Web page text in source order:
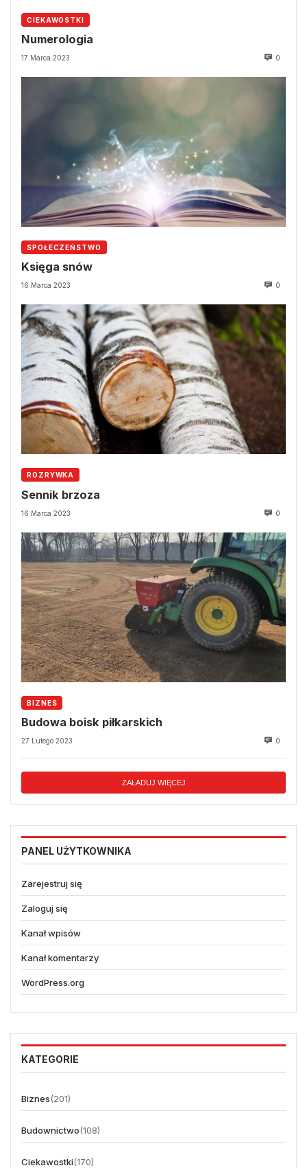
CIEKAWOSTKI
Numerologia
17 Marca 2023 0
SPOŁECZEŃSTWO
Księga snów
16 Marca 2023 0
ROZRYWKA
Sennik brzoza
16 Marca 2023 0
BIZNES
Budowa boisk piłkarskich
27 Lutego 2023 0
ZAŁADUJ WIĘCEJ
PANEL UŻYTKOWNIKA
Zarejestruj się
Zaloguj się
Kanał wpisów
Kanał komentarzy
WordPress.org
KATEGORIE
Biznes(201)
Budownictwo(108)
Ciekawostki(170)